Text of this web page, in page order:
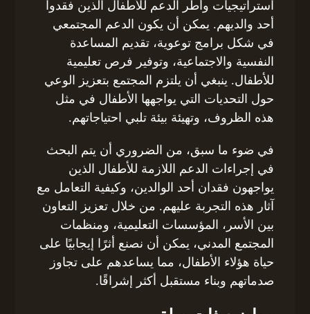
استراتيجيات وأطر الدعم للأطفال الذين فقدوا
أحد والديهم. يمكن أن يكون الدعم المجتمعي
في شكل برامج توعوية، تقديم المساعدة
النفسية والاجتماعية، وتوفير فرص تعليمية
للأطفال. ينبغي أن يلتزم المجتمع بتعزيز الوعي
حول التحديات التي يواجهها الأطفال في مثل
هذه الظروف، وتهيئة بيئة تلبي احتياجاتهم.
في ضوء ما سبق، من الضروري أن يتم البحث
في إجراءات الدعم اللازمة للأطفال الذين
يواجهون فقدان أحد الوالدين، وكيفية التعامل مع
آثار هذه التجربة عليهم. من خلال تعزيز التعاون
بين الأسر، المؤسسات التعليمية، ومنظمات
المجتمع المدني، يمكن أن نصنع أثرًا إيجابيًا على
حياة هؤلاء الأطفال، مما يساعدهم على تجاوز
صدماتهم وبناء مستقبل أكثر إشراقًا.